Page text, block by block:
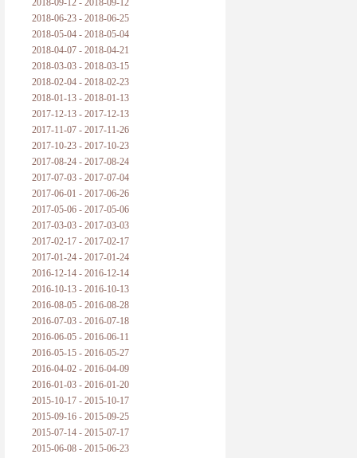
2018-09-12 - 2018-09-12
2018-06-23 - 2018-06-25
2018-05-04 - 2018-05-04
2018-04-07 - 2018-04-21
2018-03-03 - 2018-03-15
2018-02-04 - 2018-02-23
2018-01-13 - 2018-01-13
2017-12-13 - 2017-12-13
2017-11-07 - 2017-11-26
2017-10-23 - 2017-10-23
2017-08-24 - 2017-08-24
2017-07-03 - 2017-07-04
2017-06-01 - 2017-06-26
2017-05-06 - 2017-05-06
2017-03-03 - 2017-03-03
2017-02-17 - 2017-02-17
2017-01-24 - 2017-01-24
2016-12-14 - 2016-12-14
2016-10-13 - 2016-10-13
2016-08-05 - 2016-08-28
2016-07-03 - 2016-07-18
2016-06-05 - 2016-06-11
2016-05-15 - 2016-05-27
2016-04-02 - 2016-04-09
2016-01-03 - 2016-01-20
2015-10-17 - 2015-10-17
2015-09-16 - 2015-09-25
2015-07-14 - 2015-07-17
2015-06-08 - 2015-06-23